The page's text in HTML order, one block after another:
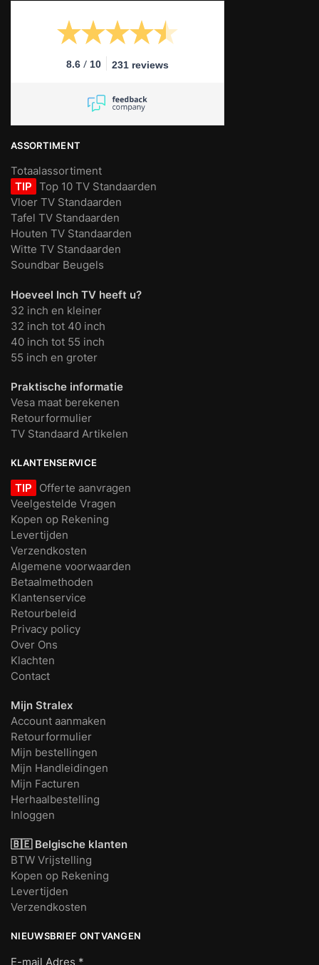
8.6 / 10 231 reviews
ASSORTIMENT
Totaalassortiment
TIP Top 10 TV Standaarden
Vloer TV Standaarden
Tafel TV Standaarden
Houten TV Standaarden
Witte TV Standaarden
Soundbar Beugels
Hoeveel Inch TV heeft u?
32 inch en kleiner
32 inch tot 40 inch
40 inch tot 55 inch
55 inch en groter
Praktische informatie
Vesa maat berekenen
Retourformulier
TV Standaard Artikelen
KLANTENSERVICE
TIP
Offerte aanvragen
Veelgestelde Vragen
Kopen op Rekening
Levertijden
Verzendkosten
Algemene voorwaarden
Betaalmethoden
Klantenservice
Retourbeleid
Privacy policy
Over Ons
Klachten
Contact
Mijn Stralex
Account aanmaken
Retourformulier
Mijn bestellingen
Mijn Handleidingen
Mijn Facturen
Herhaalbestelling
Inloggen
🇧🇪 Belgische klanten
BTW Vrijstelling
Kopen op Rekening
Levertijden
Verzendkosten
NIEUWSBRIEF ONTVANGEN
E-mail Adres *